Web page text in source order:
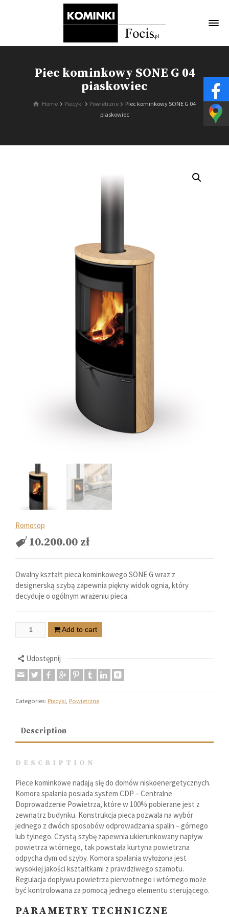
Piec kominkowy SONE G 04
piaskowiec
Home Piecyki Powietrzne
Piec kominkowy SONE G 04
piaskowiec
Romotop
10.200.00 zł
Owalny kształt pieca kominkowego SONE G wraz z
designerską szybą zapewnia piękny widok ognia, który
decyduje o ogólnym wrażeniu pieca.
Add to cart
Udostępnij
Categories: Piecyki Powietrzne
Description
DESCRIPTION
Piece kominkowe nadają się do domów niskoenergetycznych.
Komora spalania posiada system CDP – Centralne
Doprowadzenie Powietrza, które w 100% pobierane jest z
zewnątrz budynku. Konstrukcja pieca pozwala na wybór
jednego z dwóch sposobów odprowadzania spalin – górnego
lub tylnego. Czystą szybę zapewnia ukierunkowany napływ
powietrza wtórnego, tak powstała kurtyna powietrzna
odpycha dym od szyby. Komora spalania wyłożona jest
wysokiej jakości kształtkami z prawdziwego szamotu.
Regulacja dopływu powietrza pierwotnego i wtórnego może
być kontrolowana za pomocą jednego elementu sterującego.
PARAMETRY TECHNICZNE